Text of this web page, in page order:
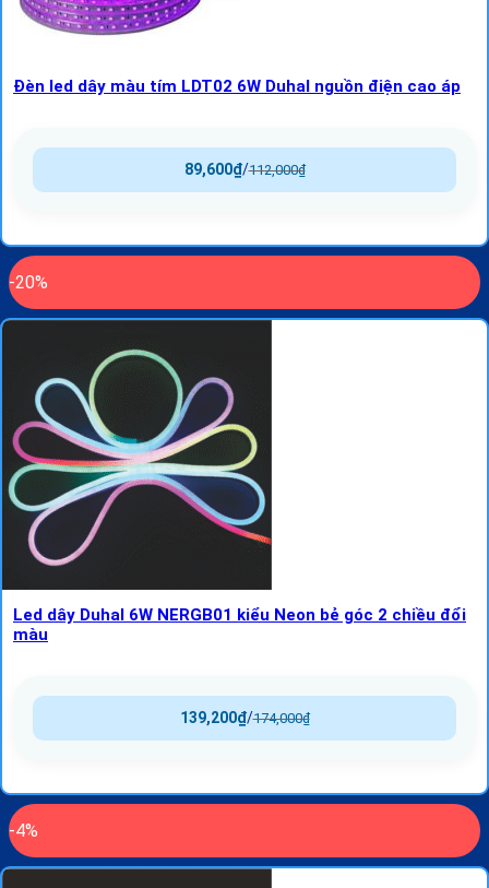
Đèn led dây màu tím LDT02 6W Duhal nguồn điện cao áp
112,000₫
/
89,600₫
-20%
Led dây Duhal 6W NERGB01 kiểu Neon bẻ góc 2 chiều đổi
màu
174,000₫
/
139,200₫
-4%